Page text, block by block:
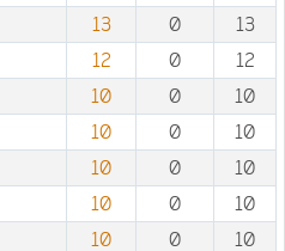
13 0
13
12 0
12
10 0
10
10 0
10
10 0
10
10 0
10
10 0
10